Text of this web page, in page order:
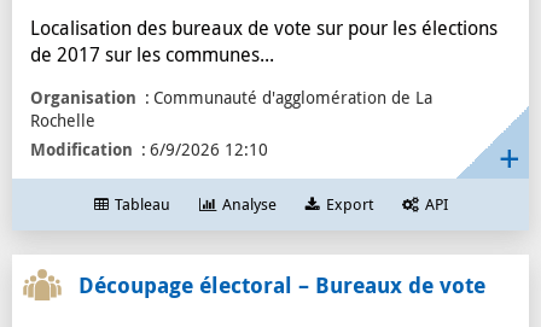
décès 13
naissance 12
tour 11
découpage
bureau 8
ville 7
maire
Localisation des bureaux de vote sur pour les élections
de 2017 sur les communes...
Organisation
Communauté d'agglomération de La
Rochelle
Modification
6/9/2026 12:10
Tableau Analyse Export API
Découpage électoral – Bureaux de vote